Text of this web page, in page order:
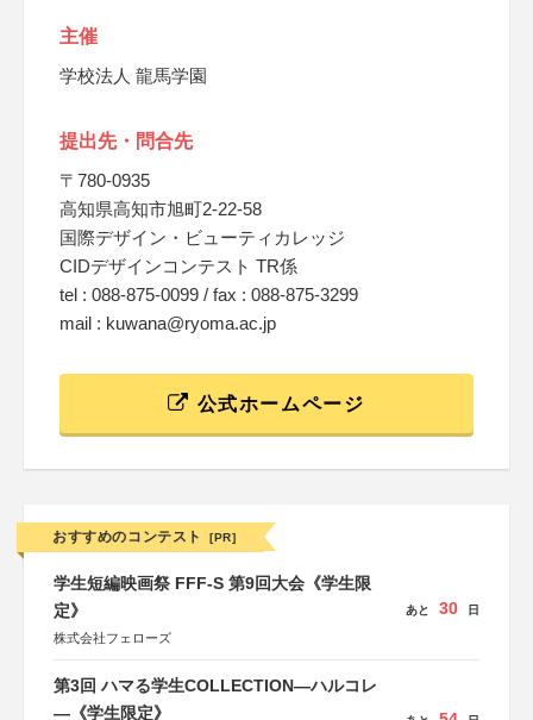
主催
学校法人 龍馬学園
提出先・問合先
〒780-0935
高知県高知市旭町2-22-58
国際デザイン・ビューティカレッジ
CIDデザインコンテスト TR係
tel : 088-875-0099 / fax : 088-875-3299
mail : kuwana@ryoma.ac.jp
公式ホームページ
おすすめのコンテスト [PR]
学生短編映画祭 FFF-S 第9回大会《学生限
定》
株式会社フェローズ
あと 30 日
第3回 ハマる学生COLLECTION―ハルコレ
―《学生限定》